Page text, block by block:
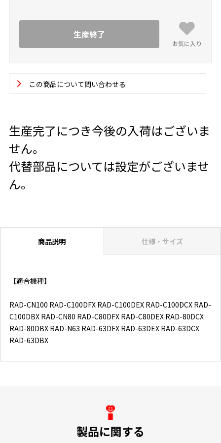
生産終了
お気に入り
この商品について問い合わせる
生産完了につき今後の入荷はございま
せん。
代替部品については設定がございませ
ん。
商品説明 仕様・サイズ
【適合機種】
RAD-CN100 RAD-C100DFX RAD-C100DEX RAD-C100DCX RAD-
C100DBX RAD-CN80 RAD-C80DFX RAD-C80DEX RAD-80DCX
RAD-80DBX RAD-N63 RAD-63DFX RAD-63DEX RAD-63DCX
RAD-63DBX
製品に関する